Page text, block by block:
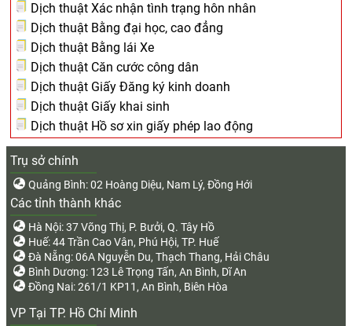
Dịch thuật Xác nhận tình trạng hôn nhân
Dịch thuật Bằng đại học, cao đẳng
Dịch thuật Bằng lái Xe
Dịch thuật Căn cước công dân
Dịch thuật Giấy Đăng ký kinh doanh
Dịch thuật Giấy khai sinh
Dịch thuật Hồ sơ xin giấy phép lao động
Trụ sở chính
Quảng Bình: 02 Hoàng Diệu, Nam Lý, Đồng Hới
Các tỉnh thành khác
Hà Nội: 37 Võng Thị, P. Bưởi, Q. Tây Hồ
Huế: 44 Trần Cao Vân, Phú Hội, TP. Huế
Đà Nẵng: 06A Nguyễn Du, Thạch Thang, Hải Châu
Bình Dương: 123 Lê Trọng Tấn, An Bình, Dĩ An
Đồng Nai: 261/1 KP11, An Bình, Biên Hòa
VP Tại TP. Hồ Chí Minh